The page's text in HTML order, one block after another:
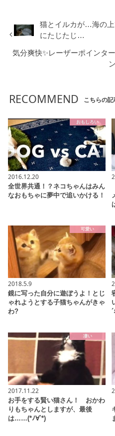
猫とイルカが…海の
にたじたじ…
気分爽快✨レーザーポインタ
RECOMMEND こちらの記
おもしろい
2016.12.20
全世界共通！？ネコちゃんはみん
なおもちゃに夢中で追いかける！
可愛い
2018.5.9
鏡に写った自分に遊ぼうよ！とじ
ゃれようとする子猫ちゃんがきゃ
わ?
凄い
2017.11.22
お手をする賢い猫さん！ おかわ
りもちゃんとしますが、最後
は……(*ﾉ∀`*)